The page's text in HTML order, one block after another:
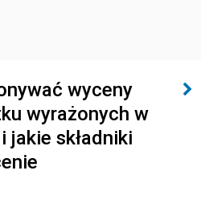
wyceny
wyrażonych w
jakie składniki